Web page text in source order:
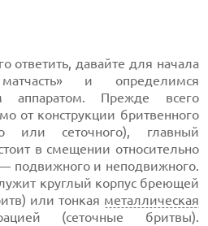
ответить, давайте для начала
и определимся
аппаратом. Прежде всего
от конструкции бритвенного
или сеточного), главный
в смещении относительно
подвижного и неподвижного.
круглый корпус бреющей
или тонкая металлическая
(сеточные бритвы).